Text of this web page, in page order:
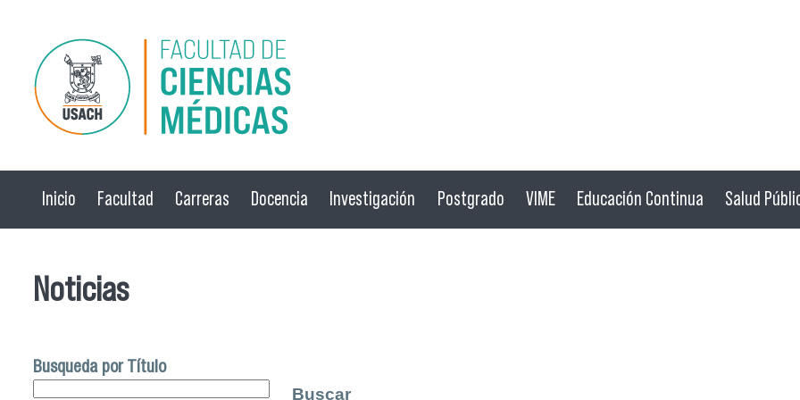
Pasar al contenido principal
Inicio Facultad Carreras Docencia Investigación Postgrado VIME Educación Continua Salud
Noticias
Busqueda por Título